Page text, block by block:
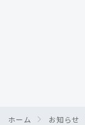
ホーム お知らせ